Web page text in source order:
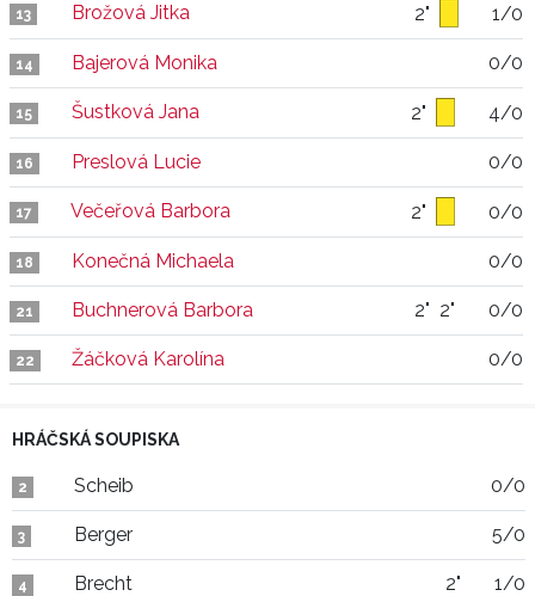
13 Brožová Jitka 2" 1/0
14 Bajerová Monika 0/0
15 Šustková Jana 2" 4/0
16 Preslová Lucie 0/0
17 Večeřová Barbora 2" 0/0
18 Konečná Michaela 0/0
21 Buchnerová Barbora 2" 2" 0/0
22 Žáčková Karolína 0/0
HRÁČSKÁ SOUPISKA
2 Scheib 0/0
3 Berger 5/0
4 Brecht 2" 1/0